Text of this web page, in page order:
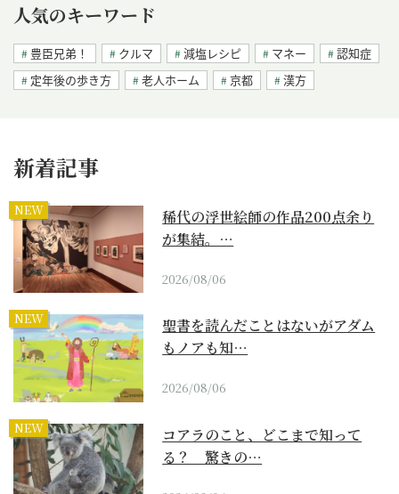
人気のキーワード
豊臣兄弟！ クルマ 減塩レシピ マネー
認知症
定年後の歩き方
老人ホーム 京都 漢方
新着記事
NEW
稀代の浮世絵師の作品200点余り
が集結。…
2026/08/06
NEW
聖書を読んだことはないがアダム
もノアも知…
2026/08/06
NEW
コアラのこと、どこまで知って
る？ 驚きの…